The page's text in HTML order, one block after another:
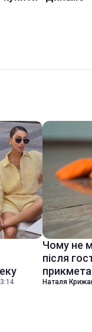
Чому не
після
прикмета
Наталя